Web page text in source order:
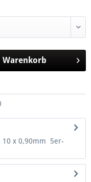
Warenkorb
10 x 0,90mm 5er-